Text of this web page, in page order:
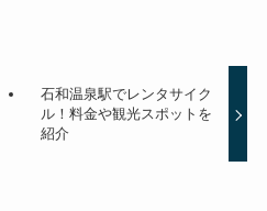
石和温泉駅でレンタサイク
ル！料金や観光スポットを
紹介